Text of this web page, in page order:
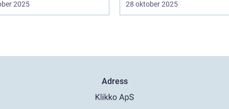
2025 28 oktober 2025
Adress